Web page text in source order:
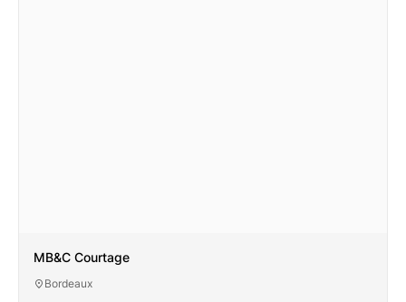
MB&C Courtage
Bordeaux